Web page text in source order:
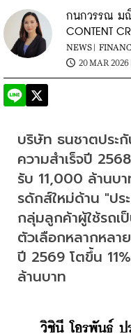
กนกวรรณ มณี
CONTENT
NEWS |
20 MAR 2026
บริษัท ธนชาตประ
ความสำเร็จปี
รับ 11,000 ล้านบ
รดักส์ใหม่ด้าน "ป
กลุ่มลูกค้าผู้ใช้รถเ
ตัวเลือกหลากหลา
ปี 2569 โตขึ้น
ล้านบาท
วิชินี โอรพันธ์ ป